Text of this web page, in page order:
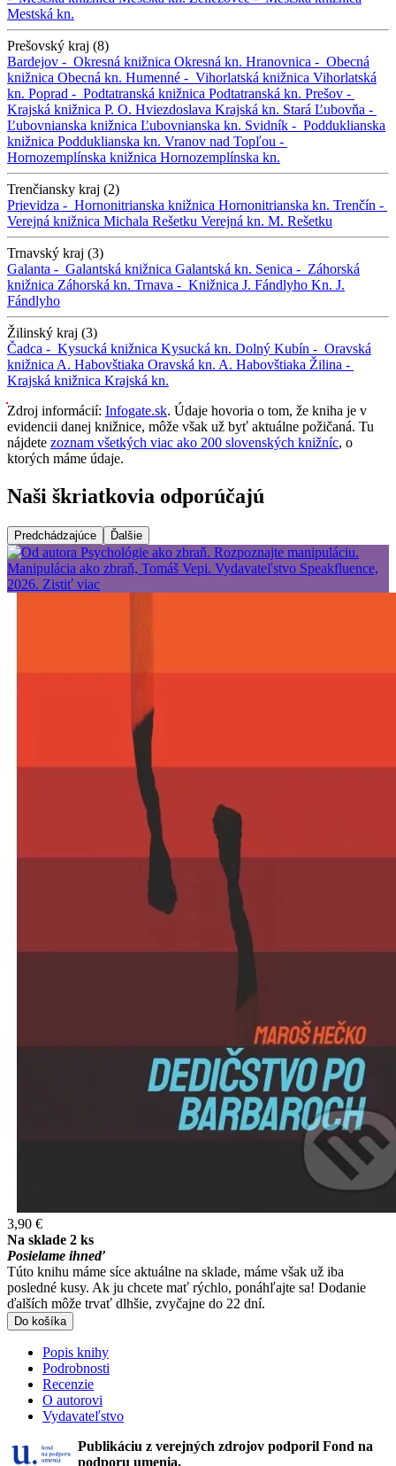
Mestská kn.
Prešovský kraj (8)
Bardejov - Okresná knižnica Okresná kn. Hranovnica - Obecná
knižnica Obecná kn. Humenné - Vihorlatská knižnica Vihorlatská
kn. Poprad - Podtatranská knižnica Podtatranská kn. Prešov -
Krajská knižnica P. O. Hviezdoslava Krajská kn. Stará Ľubovňa -
Ľubovnianska knižnica Ľubovnianska kn. Svidník - Podduklianska
knižnica Podduklianska kn. Vranov nad Topľou -
Hornozemplínska knižnica Hornozemplínska kn.
Trenčiansky kraj (2)
Prievidza - Hornonitrianska knižnica Hornonitrianska kn. Trenčín -
Verejná knižnica Michala Rešetku Verejná kn. M. Rešetku
Trnavský kraj (3)
Galanta - Galantská knižnica Galantská kn. Senica - Záhorská
knižnica Záhorská kn. Trnava - Knižnica J. Fándlyho Kn. J.
Fándlyho
Žilinský kraj (3)
Čadca - Kysucká knižnica Kysucká kn. Dolný Kubín - Oravská
knižnica A. Habovštiaka Oravská kn. A. Habovštiaka Žilina -
Krajská knižnica Krajská kn.
Zdroj informácií: Infogate.sk. Údaje hovoria o tom, že kniha je v
evidencii danej knižnice, môže však už byť aktuálne požičaná. Tu
nájdete zoznam všetkých viac ako 200 slovenských knižníc, o
ktorých máme údaje.
Naši škriatkovia odporúčajú
Predchádzajúce Ďalšie
3,90 €
Na sklade 2 ks
Posielame ihneď
Túto knihu máme síce aktuálne na sklade, máme však už iba
posledné kusy. Ak ju chcete mať rýchlo, ponáhľajte sa! Dodanie
ďalších môže trvať dlhšie, zvyčajne do 22 dní.
Do košíka
Popis knihy
Podrobnosti
Recenzie
O autorovi
Vydavateľstvo
Publikáciu z verejných zdrojov podporil Fond na
podporu umenia.